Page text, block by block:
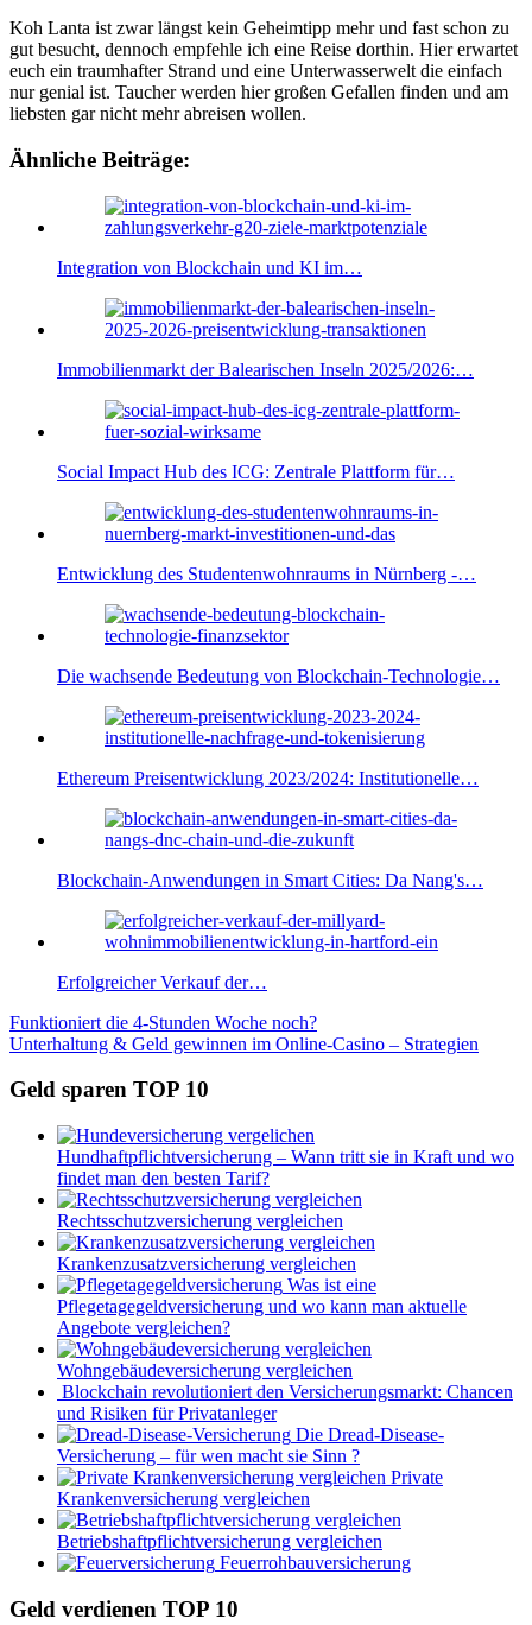
Koh Lanta ist zwar längst kein Geheimtipp mehr und fast schon zu
gut besucht, dennoch empfehle ich eine Reise dorthin. Hier erwartet
euch ein traumhafter Strand und eine Unterwasserwelt die einfach
nur genial ist. Taucher werden hier großen Gefallen finden und am
liebsten gar nicht mehr abreisen wollen.
Ähnliche Beiträge:
Integration von Blockchain und KI im…
Immobilienmarkt der Balearischen Inseln 2025/2026:…
Social Impact Hub des ICG: Zentrale Plattform für…
Entwicklung des Studentenwohnraums in Nürnberg -…
Die wachsende Bedeutung von Blockchain-Technologie…
Ethereum Preisentwicklung 2023/2024: Institutionelle…
Blockchain-Anwendungen in Smart Cities: Da Nang's…
Erfolgreicher Verkauf der…
Beitragsnavigation
Vorheriger
Beitrag:
Funktioniert die 4-Stunden Woche noch?
Nächster
Unterhaltung & Geld gewinnen im Online-Casino – Strategien
Geld sparen TOP 10
Hundhaftpflichtversicherung – Wann tritt sie in Kraft und wo
findet man den besten Tarif?
Rechtsschutzversicherung vergleichen
Krankenzusatzversicherung vergleichen
Was ist eine
Pflegetagegeldversicherung und wo kann man aktuelle
Angebote vergleichen?
Wohngebäudeversicherung vergleichen
Blockchain revolutioniert den Versicherungsmarkt: Chancen
und Risiken für Privatanleger
Die Dread-Disease-
Versicherung – für wen macht sie Sinn ?
Private
Krankenversicherung vergleichen
Betriebshaftpflichtversicherung vergleichen
Feuerrohbauversicherung
Geld verdienen TOP 10